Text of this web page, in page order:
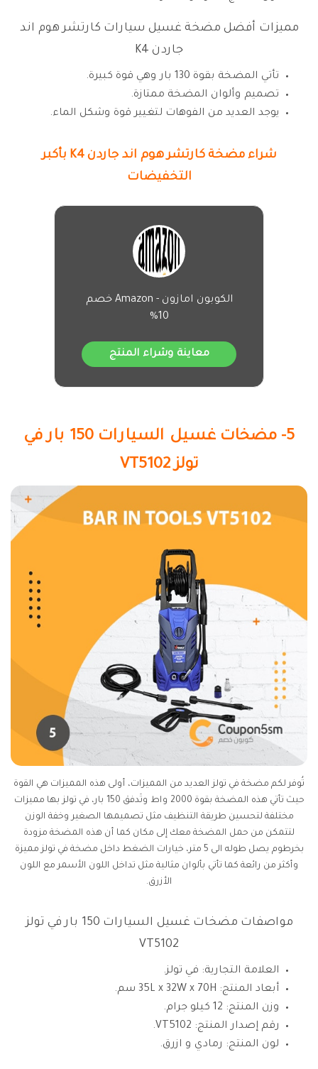
مميزات أفضل مضخة غسيل سيارات كارتشر هوم اند
جاردن K4
تأتي المضخة بقوة 130 بار وهي قوة كبيرة.
تصميم وألوان المضخة ممتازة.
يوجد العديد من الفوهات لتغيير قوة وشكل الماء.
شراء مضخة كارتشر هوم اند جاردن K4 بأكبر
التخفيضات
الكوبون امازون - Amazon خصم
10%
معاينة وشراء المنتج
5- مضخات غسيل السيارات 150 بار في
تولز VT5102
تُوفر لكم مضخة في تولز العديد من المميزات، أولى هذه المميزات هي القوة
حيث تأتي هذه المضخة بقوة 2000 واط وتَدفق 150 بار، في تولز بها مميزات
مختلفة لتحسين طريقة التنظيف مثل تصميمها الصغير وخفة الوزن
لتتمكن من حمل المضخة معك إلى مكان كما أن هذه المضخة مزودة
بخرطوم يصل طوله الى 5 متر، خيارات الضغط داخل مضخة في تولز مميزة
وأكثر من رائعة كما تأتي بألوان مثالية مثل تداخل اللون الأسمر مع اللون
الأزرق.
مواصفات مضخات غسيل السيارات 150 بار في تولز
VT5102
العلامة التجارية: في تولز.
أبعاد المنتج: ‎‎35L x 32W x 70H سم.
وزن المنتج: 12 كيلو جرام.
رقم إصدار المنتج: ‎‎VT5102.
لون المنتج: رمادي و ازرق.